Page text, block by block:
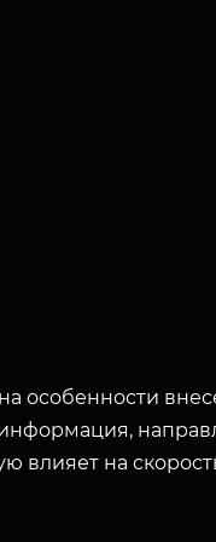
особенности
влияет на